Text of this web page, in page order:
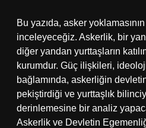
Bu yazıda, asker
inceleyeceğiz. Askerlik, bir
diğer yandan yurttaşların
kurumdur. Güç ilişkileri,
bağlamında, askerliğin
pekiştirdiği ve yurttaşlık
derinlemesine bir analiz
Askerlik ve Devletin